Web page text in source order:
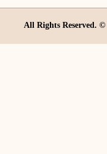
All Rights Reserved. ©